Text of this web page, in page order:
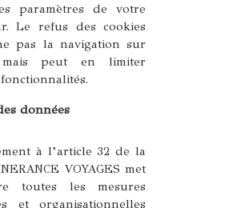
paramètres de votre
Le refus des cookies
pas la navigation sur
peut en limiter
données
à l’article 32 de la
VOYAGES met
toutes les mesures
et organisationnelles